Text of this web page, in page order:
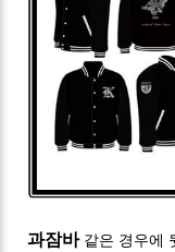
과잠바 같은 경우에